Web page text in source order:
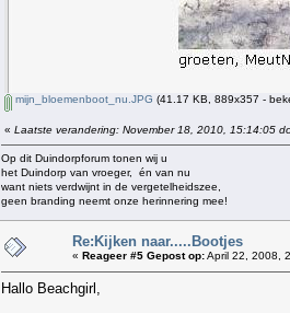
mijn_bloemenboot_nu.JPG (41.17 KB, 889x357 -
« Laatste verandering: November 18, 2010, 15:14:05
Op dit Duindorpforum tonen wij u
het Duindorp van vroeger, én van nu
want niets verdwijnt in de vergetelheidszee,
geen branding neemt onze herinnering mee!
Re:Kijken naar.....Bootjes
« Reageer #5 Gepost op:April 22, 2008,
Hallo Beachgirl,